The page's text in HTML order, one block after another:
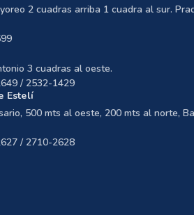
2 cuadras arriba 1 cuadra al sur.
3 cuadras al oeste.
/ 2532-1429
Estelí
500 mts al oeste, 200 mts al norte,
/ 2710-2628